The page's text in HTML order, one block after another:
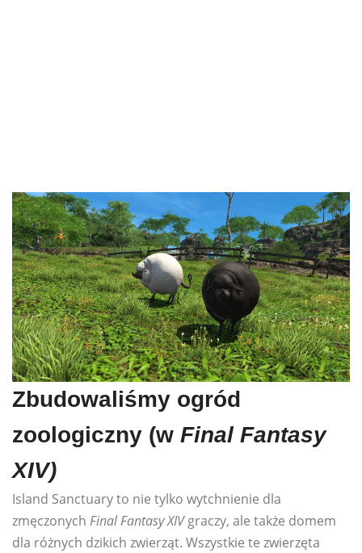
Zbudowaliśmy ogród
zoologiczny (w Final Fantasy
XIV)
Island Sanctuary to nie tylko wytchnienie dla
zmęczonych Final Fantasy XIVgraczy, ale także domem
dla różnych dzikich zwierząt. Wszystkie te zwierzęta